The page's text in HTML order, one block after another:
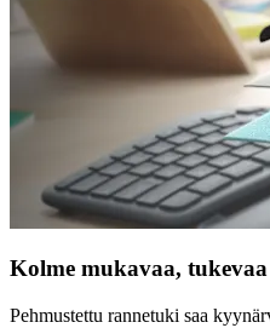
Kolme mukavaa,
Pehmustettu rannetuki saa